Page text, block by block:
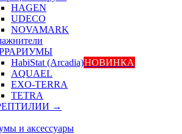
HAGEN
UDECO
NOVAMARK
HabiStat (Arcadia)НОВИНКА
AQUAEL
EXO-TERRA
TETRA
→
и аксессуары